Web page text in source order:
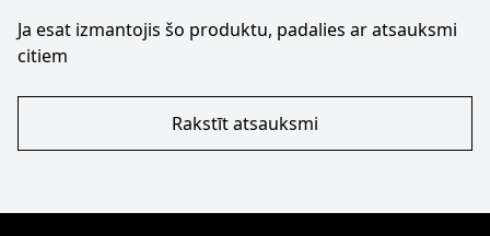
Ja esat izmantojis šo produktu, padalies ar atsauksmi
citiem
Rakstīt atsauksmi